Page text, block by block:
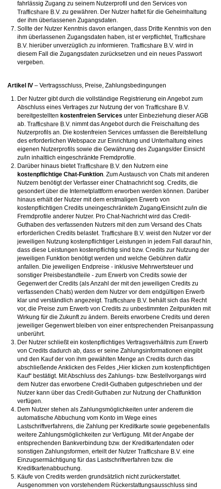
fahrlässig Zugang zu seinem Nutzerprofil und den Services von
zu gewähren. Der Nutzer haftet für die Geheimhaltung
der ihm überlassenen Zugangsdaten.
Sollte der Nutzer Kenntnis davon erlangen, dass Dritte Kenntnis von den
ihm überlassenen Zugangsdaten haben, ist er verpflichtet,
hierüber unverzüglich zu informieren.
wird in
diesem Fall die Zugangsdaten zurücksetzen und ein neues Passwort
vergeben.
Artikel IV – Vertragsschluss, Preise, Zahlungsbedingungen
Der Nutzer gibt durch die vollständige Registrierung ein Angebot zum
Abschluss eines Vertrages zur Nutzung der von
bereitgestellten kostenfreien Services unter Einbeziehung dieser AGB
ab.
nimmt das Angebot durch die Freischaltung des
Nutzerprofils an. Die kostenfreien Services umfassen die Bereitstellung
des erforderlichen Webspace zur Einrichtung und Unterhaltung eines
eigenen Nutzerprofils sowie die Gewährung des Zugangs/der Einsicht
zu/in inhaltlich eingeschränkte Fremdprofile.
Darüber hinaus bietet
den Nutzern eine
kostenpflichtige Chat-Funktion. Zum Austausch von Chats mit anderen
Nutzern benötigt der Verfasser einer Chatnachricht sog. Credits, die
gesondert über die Internetplattform erworben werden können. Darüber
hinaus erhält der Nutzer mit dem erstmaligen Erwerb von
kostenpflichtigen Credits uneingeschränkte/n Zugang/Einsicht zu/in die
Fremdprofile anderer Nutzer. Pro Chat-Nachricht wird das Credit-
Guthaben des verfassenden Nutzers mit den zum Versand des Chats
erforderlichen Credits belastet.
weist den Nutzer vor der
jeweiligen Nutzung kostenpflichtiger Leistungen in jedem Fall darauf hin,
dass diese Leistungen kostenpflichtig sind bzw. Credits zur Nutzung der
jeweiligen Funktion benötigt werden und welche Gebühren dafür
anfallen. Die jeweiligen Endpreise - inklusive Mehrwertsteuer und
sonstiger Preisbestandteile - zum Erwerb von Credits sowie der
Gegenwert der Credits (als Anzahl der mit den jeweiligen Credits zu
verfassenden Chats) werden dem Nutzer vor dem endgültigen Erwerb
klar und verständlich angezeigt.
behält sich das Recht
vor, die Preise zum Erwerb von Credits zu unbestimmten Zeitpunkten mit
Wirkung für die Zukunft zu ändern. Bereits erworbene Credits und deren
jeweiliger Gegenwert bleiben von einer entsprechenden Preisanpassung
unberührt.
Der Nutzer schließt ein kostenpflichtiges Vertragsverhältnis zum Erwerb
von Credits dadurch ab, dass er seine Zahlungsinformationen eingibt
und den Kauf der von ihm gewählten Menge an Credits durch das
abschließende Anklicken des Feldes „Hier klicken zum kostenpflichtigen
Kauf“ bestätigt. Mit Abschluss des Zahlungs- bzw. Bestellvorgangs wird
dem Nutzer das erworbene Credit-Guthaben gutgeschrieben und der
Nutzer kann über das Credit-Guthaben zur Nutzung der Chatfunktion
verfügen.
Dem Nutzer stehen als Zahlungsmöglichkeiten unter anderem die
automatische Abbuchung vom Konto im Wege eines
Lastschriftverfahrens, die Zahlung per Kreditkarte sowie gegebenenfalls
weitere Zahlungsmöglichkeiten zur Verfügung. Mit der Angabe der
entsprechenden Bankverbindung bzw. der Kreditkartendaten oder
sonstigen Zahlungsformen, erteilt der Nutzer
eine
Einzugsermächtigung für das Lastschriftverfahren bzw. die
Kreditkartenabbuchung.
Käufe von Credits werden grundsätzlich nicht zurückerstattet.
Ausgenommen von vorstehendem Rückerstattungsausschluss sind